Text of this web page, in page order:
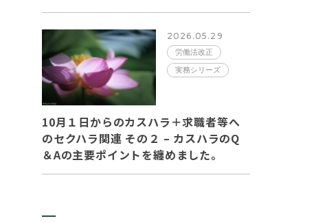
2026.05.29
労働法改正
実務シリーズ
10月１日からのカスハラ＋求職者等へ
のセクハラ関連 その２ – カスハラのQ
＆Aの主要ポイントを纏めました。